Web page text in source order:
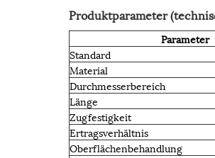
Produktparameter
Parameter
Standard
Material
Durchmesserbereich
Länge
Zugfestigkeit
Ertragsverhältnis
Oberflächenbehandlung